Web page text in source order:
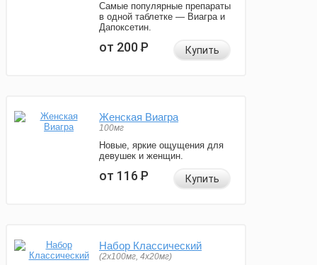
Самые популярные препараты
в одной таблетке — Виагра и
Дапоксетин.
от 200Р Купить
Женская Виагра
100мг
Новые, яркие ощущения для
девушек и женщин.
от 116Р Купить
Набор Классический
(2x100мг, 4x20мг)